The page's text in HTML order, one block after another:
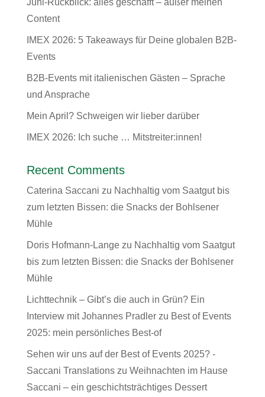
Juni-Rückblick: alles geschafft – außer meinen
Content
IMEX 2026: 5 Takeaways für Deine globalen B2B-
Events
B2B-Events mit italienischen Gästen – Sprache
und Ansprache
Mein April? Schweigen wir lieber darüber
IMEX 2026: Ich suche … Mitstreiter:innen!
Recent Comments
Caterina Saccani zu Nachhaltig vom Saatgut bis
zum letzten Bissen: die Snacks der Bohlsener
Mühle
Doris Hofmann-Langezu Nachhaltig vom Saatgut
bis zum letzten Bissen: die Snacks der Bohlsener
Mühle
Lichttechnik – Gibt’s die auch in Grün? Ein
Interview mit Johannes Pradlerzu Best of Events
2025: mein persönliches Best-of
Sehen wir uns auf der Best of Events 2025? -
Saccani Translationszu Weihnachten im Hause
Saccani – ein geschichtsträchtiges Dessert